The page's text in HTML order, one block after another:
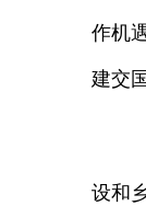
作机
建交
设和